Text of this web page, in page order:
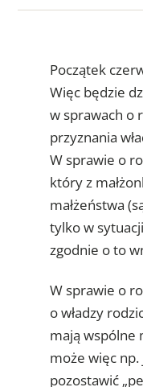
Początek
Więc będzie
w sprawach o
przyznania
W sprawie o
który z
małżeństwa
tylko w
zgodnie o to
W sprawie o
o władzy
mają wspólne
może więc
pozostawić